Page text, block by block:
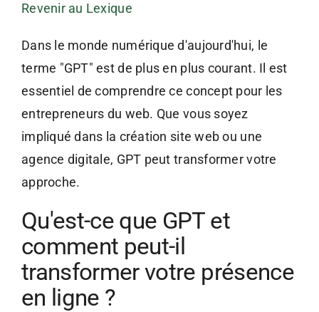
Revenir au Lexique
Dans le monde numérique d'aujourd'hui, le
terme "GPT" est de plus en plus courant. Il est
essentiel de comprendre ce concept pour les
entrepreneurs du web. Que vous soyez
impliqué dans la création site web ou une
agence digitale, GPT peut transformer votre
approche.
Qu'est-ce que GPT et
comment peut-il
transformer votre présence
en ligne ?